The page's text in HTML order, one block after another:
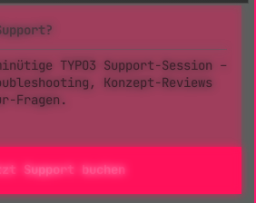
TYPO3 Support-Session –
Konzept-Reviews
Fragen.
Support buchen